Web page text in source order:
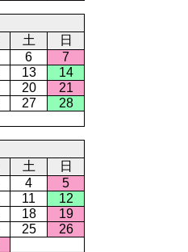
土
日
6
7
13
14
20
21
27
28
土
日
4
5
11
12
18
19
25
26